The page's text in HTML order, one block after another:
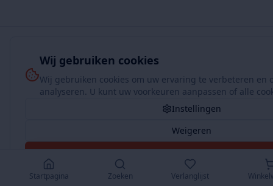
Wij gebruiken cookies
Wij gebruiken cookies om uw ervaring te verbeteren en
analyseren. U kunt uw voorkeuren aanpassen of alle
Instellingen
Weigeren
Accepteer Alles
Startpagina Zoeken Verlanglijst